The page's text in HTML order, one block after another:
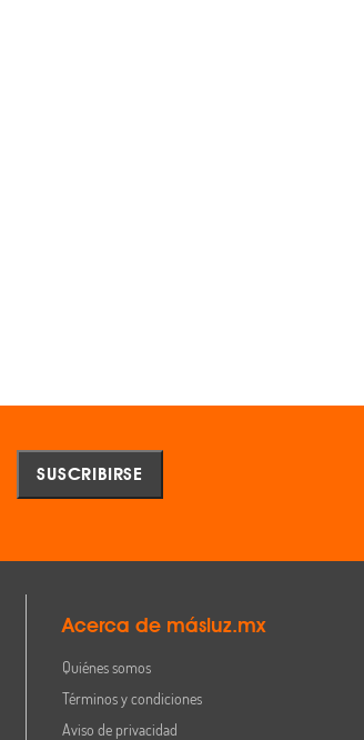
Acerca de másluz.mx
Quiénes somos
Términos y condiciones
Aviso de privacidad